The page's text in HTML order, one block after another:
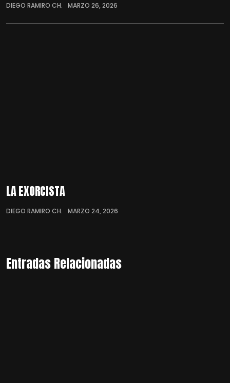
DIEGO RAMIRO CH. MARZO 26, 2026
LA EXORCISTA
DIEGO RAMIRO CH. MARZO 24, 2026
Entradas Relacionadas